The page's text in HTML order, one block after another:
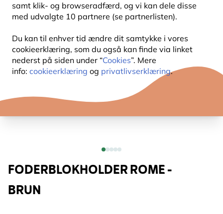
samt klik- og browseradfærd, og vi kan dele disse
med udvalgte 10 partnere (se partnerlisten).
Du kan til enhver tid ændre dit samtykke i vores
cookieerklæring, som du også kan finde via linket
nederst på siden under “Cookies”. Mere
info: cookieerklæring og privatlivserklæring.
FODERBLOKHOLDER ROME -
BRUN